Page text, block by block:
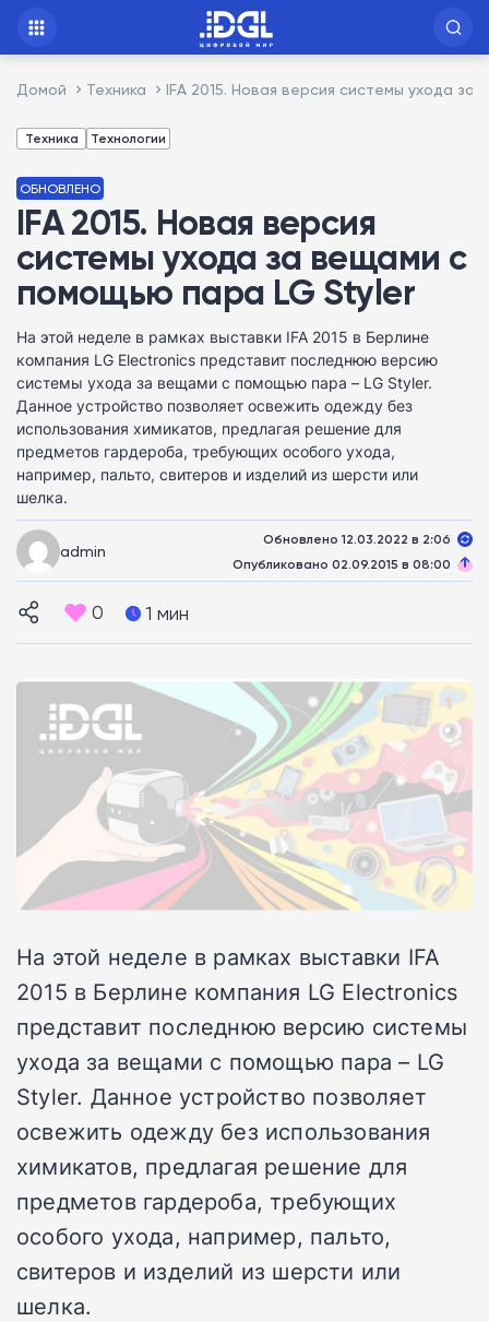
Домой Техника IFA 2015. Новая версия системы ухода
Техника Технологии
ОБНОВЛЕНО
IFA 2015. Новая версия
системы ухода за вещами с
помощью пара LG Styler
На этой неделе в рамках выставки IFA 2015 в Берлине
компания LG Electronics представит последнюю версию
системы ухода за вещами с помощью пара – LG Styler.
Данное устройство позволяет освежить одежду без
использования химикатов, предлагая решение для
предметов гардероба, требующих особого ухода,
например, пальто, свитеров и изделий из шерсти или
шелка.
admin
Обновлено 12.03.2022 в 2:06
Опубликовано 02.09.2015 в 08:00
0 1 мин
На этой неделе в рамках выставки IFA
2015 в Берлине компания LG Electronics
представит последнюю версию системы
ухода за вещами с помощью пара – LG
Styler. Данное устройство позволяет
освежить одежду без использования
химикатов, предлагая решение для
предметов гардероба, требующих
особого ухода, например, пальто,
свитеров и изделий из шерсти или
шелка.